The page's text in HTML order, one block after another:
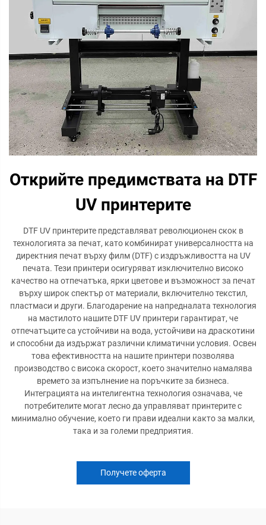
Открийте предимствата на DTF
UV принтерите
DTF UV принтерите представляват революционен скок в
технологията за печат, като комбинират универсалността на
директния печат върху филм (DTF) с издръжливостта на UV
печата. Тези принтери осигуряват изключително високо
качество на отпечатъка, ярки цветове и възможност за печат
върху широк спектър от материали, включително текстил,
пластмаси и други. Благодарение на напредналата технология
на мастилото нашите DTF UV принтери гарантират, че
отпечатъците са устойчиви на вода, устойчиви на драскотини
и способни да издържат различни климатични условия. Освен
това ефективността на нашите принтери позволява
производство с висока скорост, което значително намалява
времето за изпълнение на поръчките за бизнеса.
Интеграцията на интелигентна технология означава, че
потребителите могат лесно да управляват принтерите с
минимално обучение, което ги прави идеални както за малки,
така и за големи предприятия.
Получете оферта